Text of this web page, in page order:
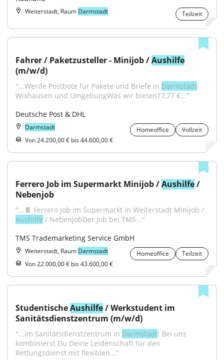
Weiterstadt, Raum Darmstadt Teilzeit
Fahrer / Paketzusteller - Minijob / Aushilfe
(m/w/d)
"...Werde Postbote für Pakete und Briefe in Darmstadt-
Wixhausen und UmgebungWas wir bieten17,77 €..."
Deutsche Post & DHL
Darmstadt Homeoffice
Vollzeit
Von 24.200,00 € bis 44.600,00 €
Ferrero Job im Supermarkt Minijob / Aushilfe /
Nebenjob
Aushilfe / NebenjobDer Job bei TMS..."
TMS Trademarketing Service GmbH
Weiterstadt, Raum Darmstadt Homeoffice
Teilzeit
Von 22.000,00 € bis 43.600,00 €
Studentische Aushilfe / Werkstudent im
Sanitätsdienstzentrum (m/w/d)
"...im Sanitätsdienstzentrum in Darmstadt! Bei uns
kombinierst Du Deine Leidenschaft für den
Rettungsdienst mit flexiblen..."